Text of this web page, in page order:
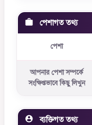
পেশাগত তথ্য
পেশা
আপনার পেশা সম্পর্কে
সংক্ষিপ্তভাবে কিছু লিখুন
ব্যক্তিগত তথ্য